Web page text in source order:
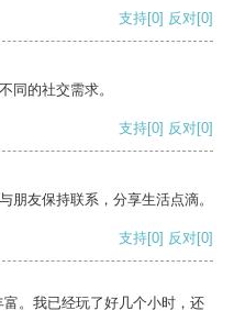
支持[0] 反对[0]
同的社交需求。
支持[0] 反对[0]
朋友保持联系，分享生活点滴。
支持[0] 反对[0]
。我已经玩了好几个小时，还